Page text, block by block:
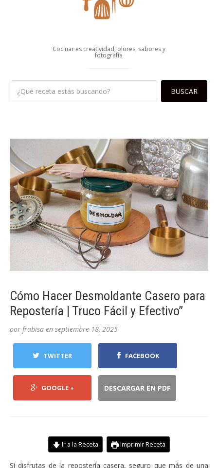
Cocinar es creatividad, olores, sabores y
fotografía
Cómo Hacer Desmoldante Casero para
Repostería | Truco Fácil y Efectivo”
por frabisa en septiembre 18, 2025
TWITTER FACEBOOK
GOOGLE + DESCARGAR EN PDF
Ir a la Receta Imprimir Receta
Si disfrutas de la repostería casera, seguro que más de una